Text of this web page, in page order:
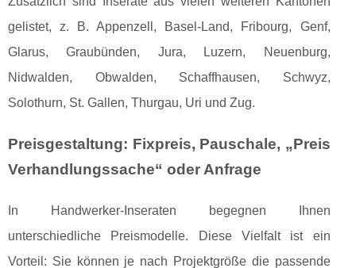
gelistet, z. B. Appenzell, Basel-Land, Fribourg, Genf,
Glarus, Graubünden, Jura, Luzern, Neuenburg,
Nidwalden, Obwalden, Schaffhausen, Schwyz,
Solothurn, St. Gallen, Thurgau, Uri und Zug.
Preisgestaltung: Fixpreis, Pauschale, „Preis
Verhandlungssache“ oder Anfrage
In Handwerker-Inseraten begegnen Ihnen
unterschiedliche Preismodelle. Diese Vielfalt ist ein
Vorteil: Sie können je nach Projektgröße die passende